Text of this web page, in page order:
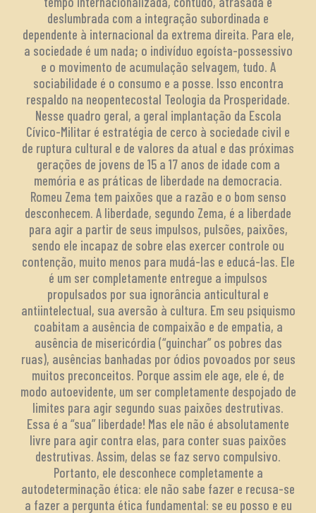
deslumbrada com a integração subordinada e
dependente à internacional da extrema direita. Para ele,
a sociedade é um nada; o indivíduo egoísta-possessivo
e o movimento de acumulação selvagem, tudo. A
sociabilidade é o consumo e a posse. Isso encontra
respaldo na neopentecostal Teologia da Prosperidade.
Nesse quadro geral, a geral implantação da Escola
Cívico-Militar é estratégia de cerco à sociedade civil e
de ruptura cultural e de valores da atual e das próximas
gerações de jovens de 15 a 17 anos de idade com a
memória e as práticas de liberdade na democracia.
Romeu Zema tem paixões que a razão e o bom senso
desconhecem. A liberdade, segundo Zema, é a liberdade
para agir a partir de seus impulsos, pulsões, paixões,
sendo ele incapaz de sobre elas exercer controle ou
contenção, muito menos para mudá-las e educá-las. Ele
é um ser completamente entregue a impulsos
propulsados por sua ignorância anticultural e
antiintelectual, sua aversão à cultura. Em seu psiquismo
coabitam a ausência de compaixão e de empatia, a
ausência de misericórdia (“guinchar” os pobres das
ruas), ausências banhadas por ódios povoados por seus
muitos preconceitos. Porque assim ele age, ele é, de
modo autoevidente, um ser completamente despojado de
limites para agir segundo suas paixões destrutivas.
Essa é a “sua” liberdade! Mas ele não é absolutamente
livre para agir contra elas, para conter suas paixões
destrutivas. Assim, delas se faz servo compulsivo.
Portanto, ele desconhece completamente a
autodeterminação ética: ele não sabe fazer e recusa-se
a fazer a pergunta ética fundamental: se eu posso e eu